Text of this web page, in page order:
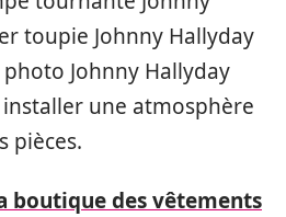
toupie Johnny Hallyday
Johnny Hallyday
une atmosphère
pièces.
boutique des vêtements